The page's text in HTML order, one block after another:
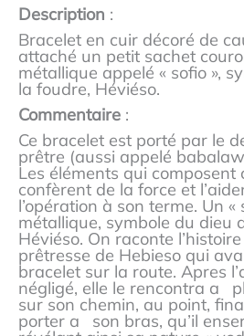
Description :
Bracelet en cuir décoré de
attaché un petit sachet
métallique appelé « sofio »,
la foudre, Héviéso.
Commentaire :
Ce bracelet est porté par le
prêtre (aussi appelé
Les éléments qui composent
confèrent de la force et
l’opération à son terme. Un
métallique, symbole du dieu
Héviéso. On raconte
prêtresse de Hebieso qui
bracelet sur la route. Apres
négligé, elle le rencontra a
sur son chemin, au point,
porter a son bras, qu’il